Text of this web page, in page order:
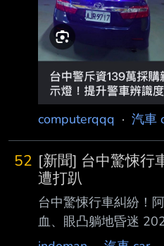
醫，其中1名女乘客
酒駕，詳細肇事原因
日下午5時13分許，68
computerqqq · 汽車
52 [新聞] 台中驚悚行
遭打趴
台中驚悚行車糾紛！
血、眼凸躺地昏迷
ETTODAY記者白珈陽